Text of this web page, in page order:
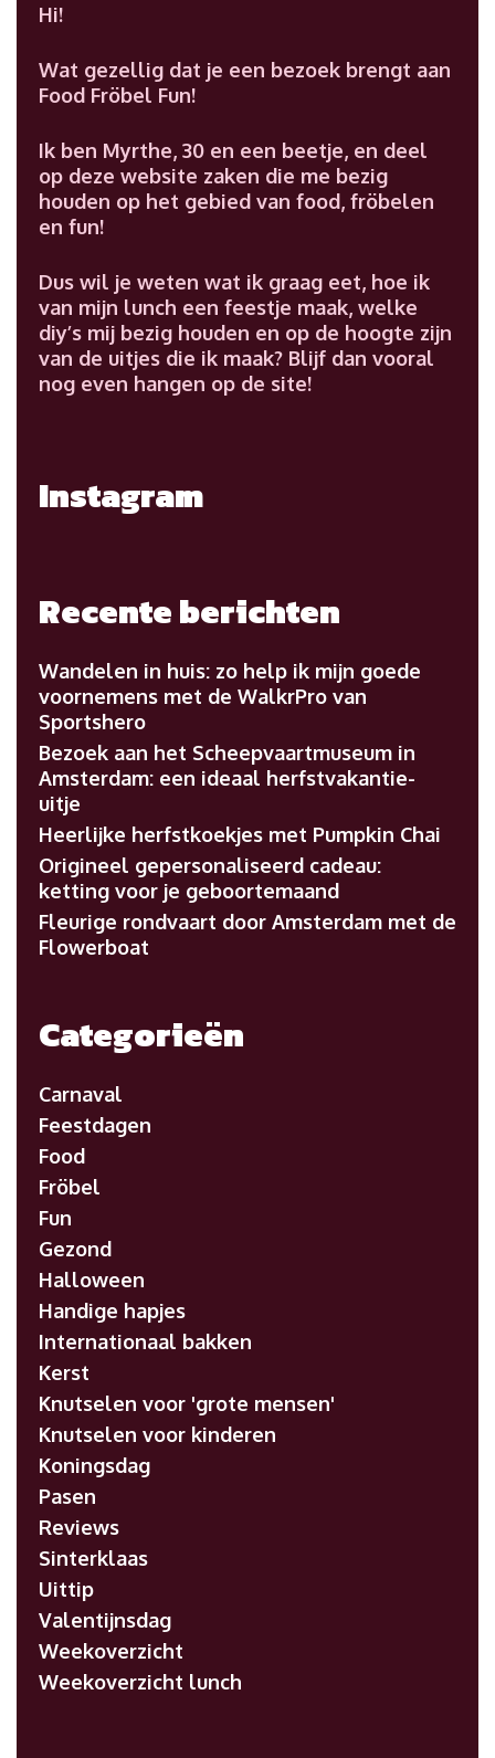
Hi!
Wat gezellig dat je een bezoek brengt aan
Food Fröbel Fun!
Ik ben Myrthe, 30 en een beetje, en deel
op deze website zaken die me bezig
houden op het gebied van food, fröbelen
en fun!
Dus wil je weten wat ik graag eet, hoe ik
van mijn lunch een feestje maak, welke
diy’s mij bezig houden en op de hoogte zijn
van de uitjes die ik maak? Blijf dan vooral
nog even hangen op de site!
Instagram
Recente berichten
Wandelen in huis: zo help ik mijn goede
voornemens met de WalkrPro van
Sportshero
Bezoek aan het Scheepvaartmuseum in
Amsterdam: een ideaal herfstvakantie-
uitje
Heerlijke herfstkoekjes met Pumpkin Chai
Origineel gepersonaliseerd cadeau:
ketting voor je geboortemaand
Fleurige rondvaart door Amsterdam met de
Flowerboat
Categorieën
Carnaval
Feestdagen
Food
Fröbel
Fun
Gezond
Halloween
Handige hapjes
Internationaal bakken
Kerst
Knutselen voor 'grote mensen'
Knutselen voor kinderen
Koningsdag
Pasen
Reviews
Sinterklaas
Uittip
Valentijnsdag
Weekoverzicht
Weekoverzicht lunch